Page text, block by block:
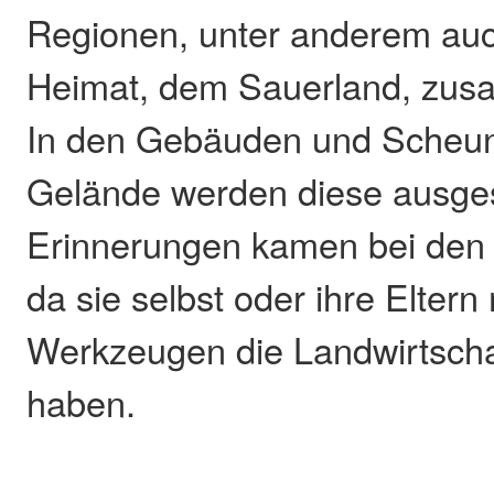
Regionen, unter anderem
Heimat, dem Sauerland,
In den Gebäuden und
Gelände werden diese
Erinnerungen kamen bei
da sie selbst oder ihre Eltern
Werkzeugen die
haben.